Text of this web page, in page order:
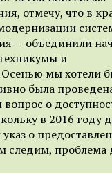
отмечу, что в
— объединили
и
Осенью мы хотели
была
вопрос о
в 2016 году
о
следим, проблема